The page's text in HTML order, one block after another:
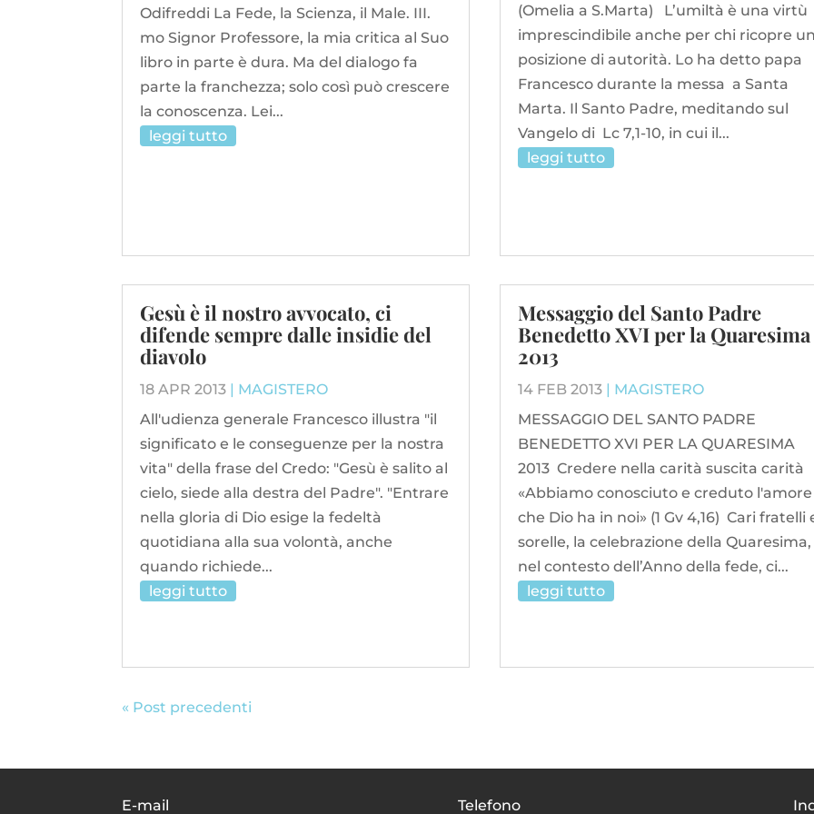
Odifreddi La Fede, la Scienza, il Male. III.
mo Signor Professore, la mia critica al Suo
libro in parte è dura. Ma del dialogo fa
parte la franchezza; solo così può crescere
la conoscenza. Lei...
leggi tutto
Gesù è il nostro avvocato, ci
difende sempre dalle insidie del
diavolo
18 APR 2013
MAGISTERO
All'udienza generale Francesco illustra "il
significato e le conseguenze per la nostra
vita" della frase del Credo: "Gesù è salito al
cielo, siede alla destra del Padre". "Entrare
nella gloria di Dio esige la fedeltà
quotidiana alla sua volontà, anche
quando richiede...
leggi tutto
(Omelia a S.Marta) L’umiltà è una virtù
imprescindibile anche per chi ricopre
posizione di autorità. Lo ha detto papa
Francesco durante la messa a Santa
Marta. Il Santo Padre, meditando sul
Vangelo di Lc 7,1-10, in cui il...
leggi tutto
Messaggio del Santo Padre
Benedetto XVI per la Quaresima
2013
14 FEB 2013| MAGISTERO
MESSAGGIO DEL SANTO PADRE
BENEDETTO XVI PER LA QUARESIMA
2013 Credere nella carità suscita carità
«Abbiamo conosciuto e creduto l'amore
che Dio ha in noi» (1 Gv 4,16) Cari fratelli
sorelle, la celebrazione della Quaresima,
nel contesto dell’Anno della fede, ci...
leggi tutto
« Post precedenti
E-mail Telefono